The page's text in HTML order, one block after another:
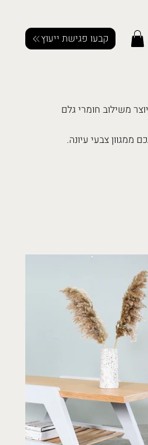
קבעו פגישת ייעוץ
משילוב חומרי גלם
ממגוון צבעי עיונה.